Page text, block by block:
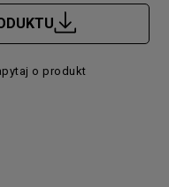
płatności
o produkt